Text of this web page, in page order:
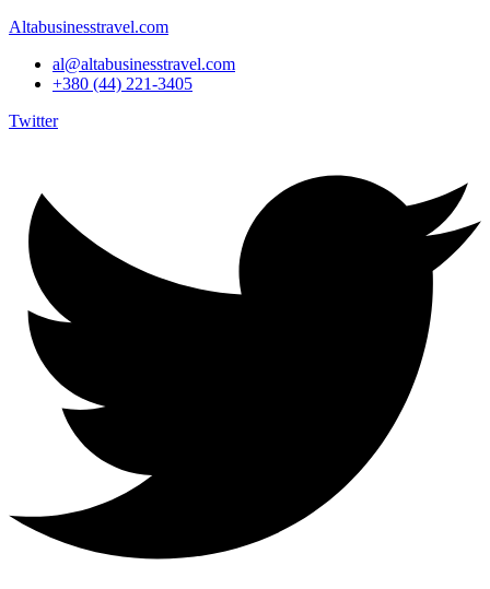
Altabusinesstravel.com
al@altabusinesstravel.com
+380 (44) 221-3405
Twitter